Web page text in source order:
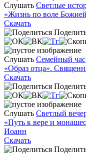
Слушать Светлые
«Жизнь по воле
Скачать
Слушать Семейный час
«Образ отца».
Скачать
Слушать Светлый
«Путь к вере и
Иоанн
Скачать